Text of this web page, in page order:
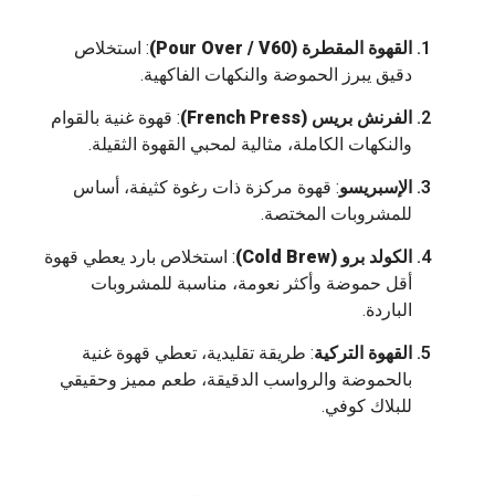
القهوة المقطرة (Pour Over / V60)
: استخلاص
دقيق يبرز الحموضة والنكهات الفاكهية.
الفرنش بريس (French Press)
: قهوة غنية بالقوام
والنكهات الكاملة، مثالية لمحبي القهوة الثقيلة.
الإسبريسو: قهوة مركزة ذات رغوة كثيفة، أساس
للمشروبات المختصة.
الكولد برو (Cold Brew)
: استخلاص بارد يعطي قهوة
أقل حموضة وأكثر نعومة، مناسبة للمشروبات
الباردة.
القهوة التركية: طريقة تقليدية، تعطي قهوة غنية
بالحموضة والرواسب الدقيقة، طعم مميز وحقيقي
للبلاك كوفي.